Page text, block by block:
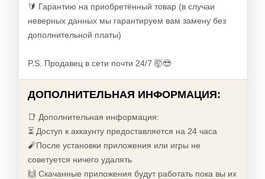
🔰 Гарантию на приобретённый товар (в случаи
неверных данных мы гарантируем вам замену без
дополнительной платы)
P.S. Продавец в сети почти 24/7 🤯😎
ДОПОЛНИТЕЛЬНАЯ ИНФОРМАЦИЯ:
📑 Дополнительная информация:
⏳ Доступ к аккаунту предоставляется на 24 часа
🧨После установки приложения или игры не
советуется ничего удалять
🙌 Скачанные приложения будут работать пока вы их